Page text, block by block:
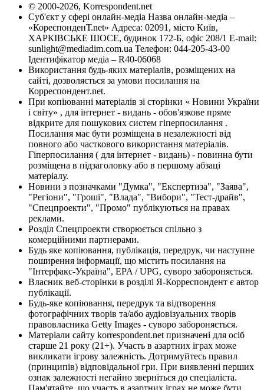
© 2000-2026, Korrespondent.net
Суб'єкт у сфері онлайн-медіа Назва онлайн-медіа –
«КореспонденТ.net» Адреса: 02091, місто Київ,
ХАРКІВСЬКЕ ШОСЕ, будинок 172-Б, офіс 208/1 E-mail:
sunlight@mediadim.com.ua Телефон: 044-205-43-00
Ідентифікатор медіа – R40-06068
Використання будь-яких матеріалів, розміщених на
сайті, дозволяється за умови посилання на
Корреспондент.net.
При копіюванні матеріалів зі сторінки « Новини України
і світу» , для інтернет - видань - обов'язкове пряме
відкрите для пошукових систем гіперпосилання .
Посилання має бути розміщена в незалежності від
повного або часткового використання матеріалів.
Гіперпосилання ( для інтернет - видань) - повинна бути
розміщена в підзаголовку або в першому абзаці
матеріалу.
Новини з позначками "Думка", "Експертиза", "Заява",
"Регіони", "Гроші", "Влада", "Вибори", "Тест-драйв",
"Спецпроекти", "Промо" публікуються на правах
реклами.
Розділ Спецпроекти створюється спільно з
комерційними партнерами.
Будь яке копіювання, публікація, передрук, чи наступне
поширення інформації, що містить посилання на
"Інтерфакс-Україна", EPA / UPG, суворо забороняється.
Власник веб-сторінки в розділі Я-Корреспондент є автор
публікації.
Будь-яке копіювання, передрук та відтворення
фотографічних творів та/або аудіовізуальних творів
правовласника Getty Images - суворо забороняється.
Матеріали сайту korrespondent.net призначені для осіб
старше 21 року (21+). Участь в азартних іграх може
викликати ігрову залежність. Дотримуйтесь правил
(принципів) відповідальної гри. При виявленні перших
ознак залежності негайно зверніться до спеціаліста.
Пам'ятайте, що участь в азартних іграх не може бути